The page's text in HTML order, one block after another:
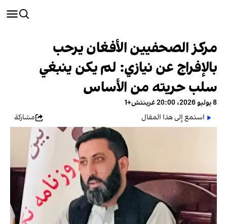
مركز الصحفيين الأفغان يرحب
بالإفراج عن نيازي: لم يكن ينبغي
سلب حريته من الأساس
8 يوليو 2026، 20:00 غرينتش+1
استمع إلى هذا المقال
مشاركة